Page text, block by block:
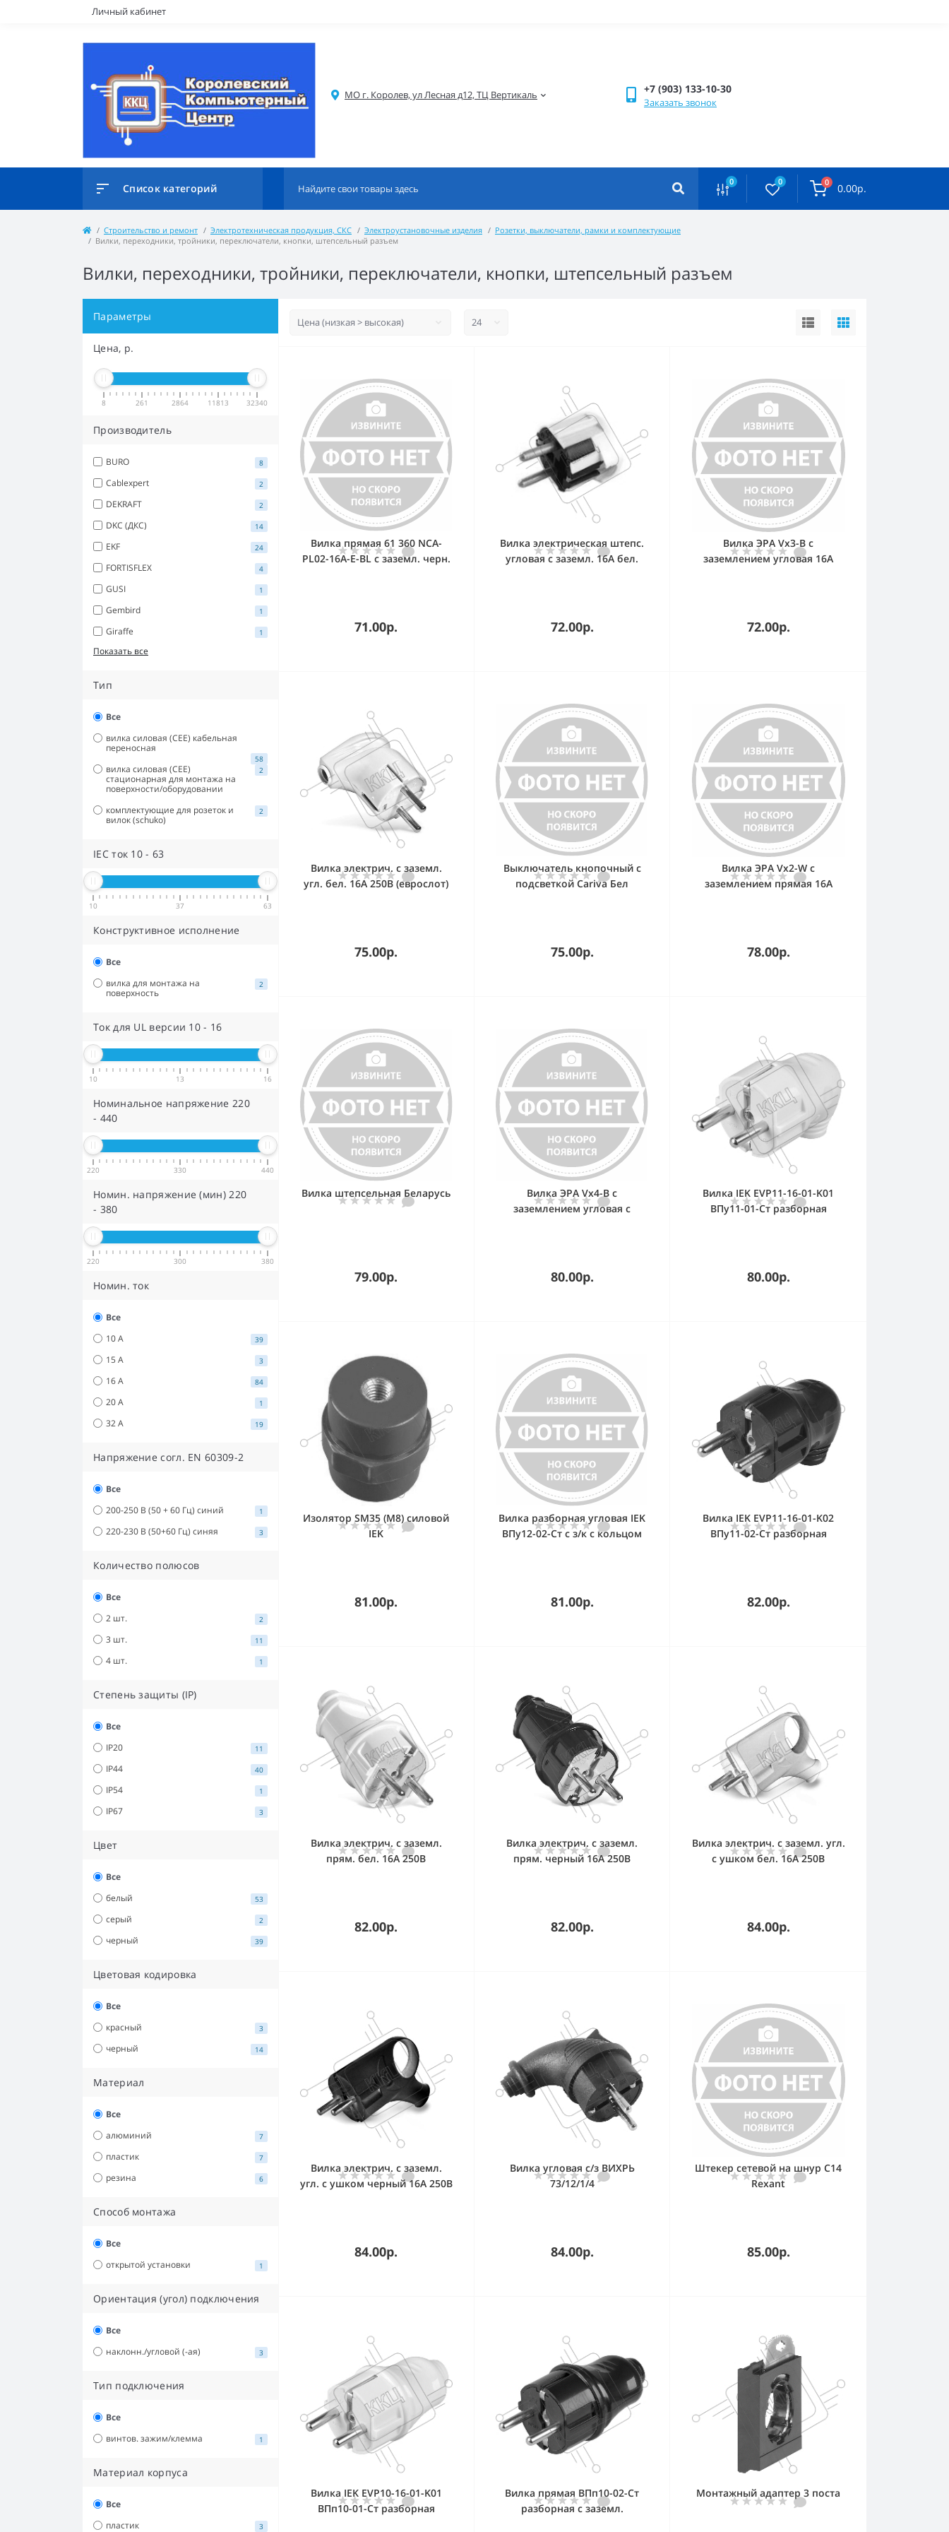
Личный кабинет
МО г. Королев, ул Лесная д12, ТЦ Вертикаль +7 (903) 133-10-30
Заказать звонок
Список категорий 0 0 0 0.00р.
Строительство и ремонт Электротехническая продукция, СКС Электроустановочные изделия
Розетки, выключатели, рамки и комплектующие
Вилки, переходники, тройники, переключатели, кнопки, штепсельный разъем
Вилки, переходники, тройники, переключатели, кнопки, штепсельный разъем
Параметры
Цена, р.
8 261 2864 11813 32340
Производитель
BURO 8
Cablexpert 2
DEKRAFT 2
DKC (ДКС) 14
EKF 24
FORTISFLEX 4
GUSI 1
Gembird 1
Giraffe 1
Показать все
Тип
Все
вилка силовая (CEE) кабельная
переносная
58
вилка силовая (CEE)
стационарная для монтажа на
поверхности/оборудовании
2
комплектующие для розеток и
вилок (schuko)
2
IEC ток 10 - 63
10 37 63
Конструктивное исполнение
Все
вилка для монтажа на
поверхность
2
Ток для UL версии 10 - 16
10 13 16
Номинальное напряжение 220
- 440
220 330 440
Номин. напряжение (мин) 220
- 380
220 300 380
Номин. ток
Все
10 А
39
15 А 3
16 А 84
20 А 1
32 А 19
Напряжение согл. EN 60309-2
Все
200-250 В (50 + 60 Гц) синий
1
220-230 В (50+60 Гц) синяя 3
Количество полюсов
Все
2 шт.
2
3 шт. 11
4 шт. 1
Степень защиты (IP)
Все
IP20
11
IP44 40
IP54 1
IP67 3
Цвет
Все
белый
53
серый 2
черный 39
Цветовая кодировка
Все
красный
3
черный 14
Материал
Все
алюминий
7
пластик 7
резина 6
Способ монтажа
Все
открытой установки
1
Ориентация (угол) подключения
Все
наклонн./угловой (-ая)
3
Тип подключения
Все
винтов. зажим/клемма
1
Материал корпуса
Все
пластик
3
Вилка прямая 61 360 NCA-
PL02-16A-E-BL с заземл. черн.
71.00р.
Вилка электрическая штепс.
угловая с заземл. 16А бел.
72.00р.
Вилка ЭРА Vx3-B с
заземлением угловая 16A
72.00р.
Вилка электрич. с заземл.
угл. бел. 16А 250В (еврослот)
75.00р.
Выключатель кнопочный с
подсветкой Cariva Бел
75.00р.
Вилка ЭРА Vx2-W с
заземлением прямая 16A
78.00р.
Вилка штепсельная Беларусь
79.00р.
Вилка ЭРА Vx4-B с
заземлением угловая с
80.00р.
Вилка IEK EVP11-16-01-K01
ВПу11-01-Ст разборная
80.00р.
Изолятор SM35 (М8) силовой
IEK
81.00р.
Вилка разборная угловая IEK
ВПу12-02-Ст с з/к с кольцом
81.00р.
Вилка IEK EVP11-16-01-K02
ВПу11-02-Ст разборная
82.00р.
Вилка электрич. с заземл.
прям. бел. 16А 250В
82.00р.
Вилка электрич. с заземл.
прям. черный 16А 250В
82.00р.
Вилка электрич. с заземл. угл.
с ушком бел. 16А 250В
84.00р.
Вилка электрич. с заземл.
угл. с ушком черный 16А 250В
84.00р.
Вилка угловая с/з ВИХРЬ
73/12/1/4
84.00р.
Штекер сетевой на шнур C14
Rexant
85.00р.
Вилка IEK EVP10-16-01-K01
ВПп10-01-Ст разборная
Вилка прямая ВПп10-02-Ст
разборная с заземл.
Монтажный адаптер 3 поста